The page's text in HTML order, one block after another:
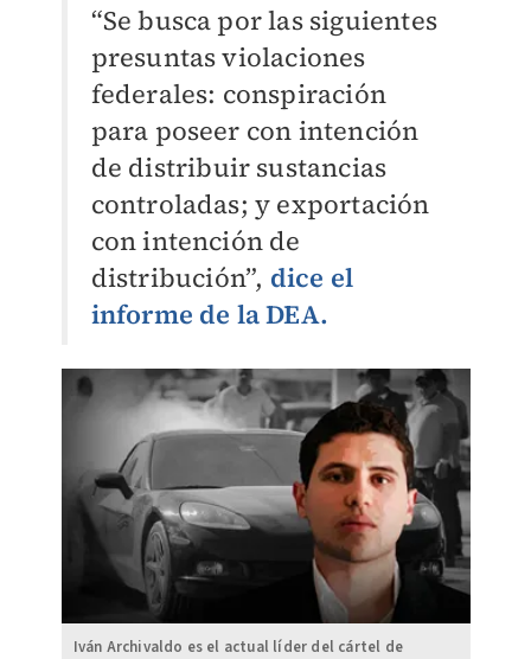
“Se busca por las siguientes
presuntas violaciones
federales: conspiración
para poseer con intención
de distribuir sustancias
controladas; y exportación
con intención de
distribución”, dice el
informe de la DEA.
Iván Archivaldo es el actual líder del cártel de